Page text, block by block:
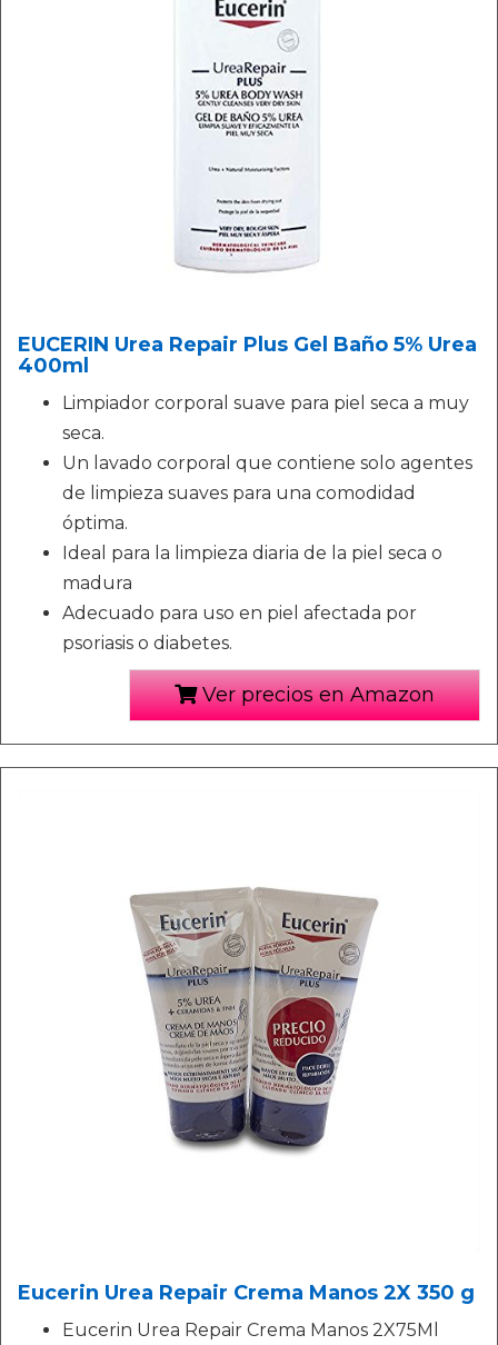
EUCERIN Urea Repair Plus Gel Baño 5% Urea
400ml
Limpiador corporal suave para piel seca a muy
seca.
Un lavado corporal que contiene solo agentes
de limpieza suaves para una comodidad
óptima.
Ideal para la limpieza diaria de la piel seca o
madura
Adecuado para uso en piel afectada por
psoriasis o diabetes.
Ver precios en Amazon
Eucerin Urea Repair Crema Manos 2X 350 g
Eucerin Urea Repair Crema Manos 2X75Ml